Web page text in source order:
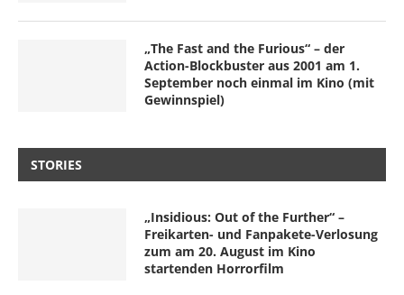
„The Fast and the Furious“ – der
Action-Blockbuster aus 2001 am 1.
September noch einmal im Kino (mit
Gewinnspiel)
STORIES
„Insidious: Out of the Further“ –
Freikarten- und Fanpakete-Verlosung
zum am 20. August im Kino
startenden Horrorfilm